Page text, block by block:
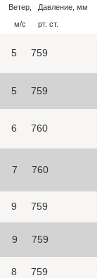
Ветер,
м/с
Давление, мм
рт. ст.
5 759
5 759
6 760
7 760
9 759
9 759
8 759